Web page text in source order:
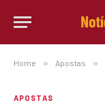
Home » Apostas »
APOSTAS